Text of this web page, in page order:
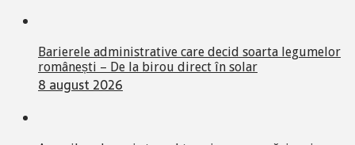
Barierele administrative care decid soarta legumelor
românești – De la birou direct în solar
8 august 2026